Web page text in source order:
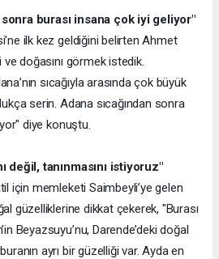
sonra burası insana çok iyi geliyor"
ilk kez geldiğini belirten Ahmet
doğasını görmek istedik.
sıcağıyla arasında çok büyük
serin. Adana sıcağından sonra
diye konuştu.
değil, tanınmasını istiyoruz"
için memleketi Saimbeyli’ye gelen
güzelliklerine dikkat çekerek, "Burası
Beyazsuyu’nu, Darende’deki doğal
ayrı bir güzelliği var. Ayda en